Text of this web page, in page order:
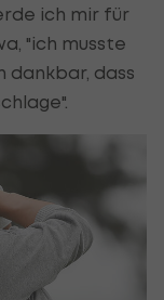
ich mir für
"ich musste
dankbar, dass